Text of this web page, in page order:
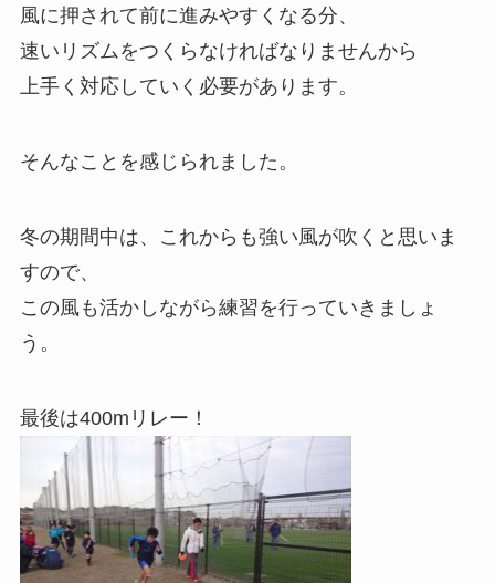
風に押されて前に進みやすくなる分、
速いリズムをつくらなければなりませんから
上手く対応していく必要があります。
そんなことを感じられました。
冬の期間中は、これからも強い風が吹くと思いま
すので、
この風も活かしながら練習を行っていきましょ
う。
最後は400mリレー！